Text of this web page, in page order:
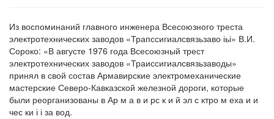
Из воспоминаний главного инженера Всесоюзного треста
электротехнических заводов «Трапссигиалсвязьзаво іьі» В.И.
Сороко: «В августе 1976 года Всесоюзный трест
электротехнических заводов «Траиссигиалсвязьзаводы»
принял в свой состав Армавирские электромеханические
мастерские Северо-Кавказской железной дороги, которые
были реорганизованы в Ар м а в и рс к и й эл с ктро м еха и и
чес ки і і за вод.